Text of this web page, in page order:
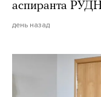
аспиранта
день назад